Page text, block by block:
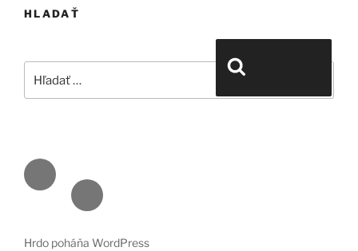
HLADAŤ
Face
book
Emai
l
Hrdo poháňa WordPress